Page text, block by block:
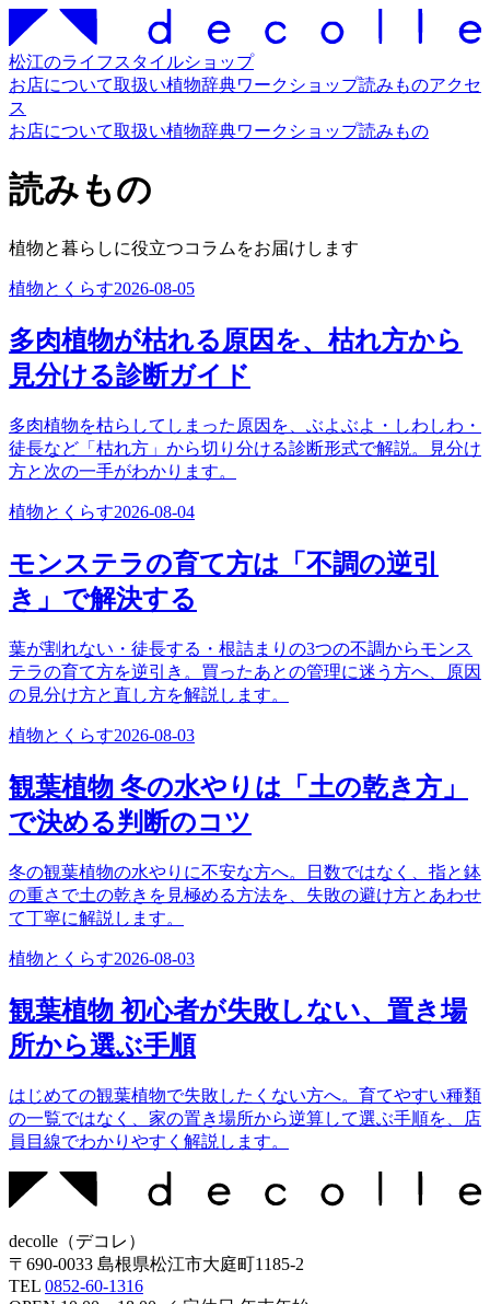
松江のライフスタイルショップ
お店について取扱い植物辞典ワークショップ読みものアクセ
ス
お店について取扱い植物辞典ワークショップ読みもの
読みもの
植物と暮らしに役立つコラムをお届けします
植物とくらす2026-08-05
多肉植物が枯れる原因を、枯れ方から
見分ける診断ガイド
多肉植物を枯らしてしまった原因を、ぶよぶよ・しわしわ・
徒長など「枯れ方」から切り分ける診断形式で解説。見分け
方と次の一手がわかります。
植物とくらす2026-08-04
モンステラの育て方は「不調の逆引
き」で解決する
葉が割れない・徒長する・根詰まりの3つの不調からモンス
テラの育て方を逆引き。買ったあとの管理に迷う方へ、原因
の見分け方と直し方を解説します。
植物とくらす2026-08-03
観葉植物 冬の水やりは「土の乾き方」
で決める判断のコツ
冬の観葉植物の水やりに不安な方へ。日数ではなく、指と鉢
の重さで土の乾きを見極める方法を、失敗の避け方とあわせ
て丁寧に解説します。
植物とくらす2026-08-03
観葉植物 初心者が失敗しない、置き場
所から選ぶ手順
はじめての観葉植物で失敗したくない方へ。育てやすい種類
の一覧ではなく、家の置き場所から逆算して選ぶ手順を、店
員目線でわかりやすく解説します。
decolle （デコレ ）
〒 690-0033 島根県松江市大庭町1185-2
TEL 0852-60-1316